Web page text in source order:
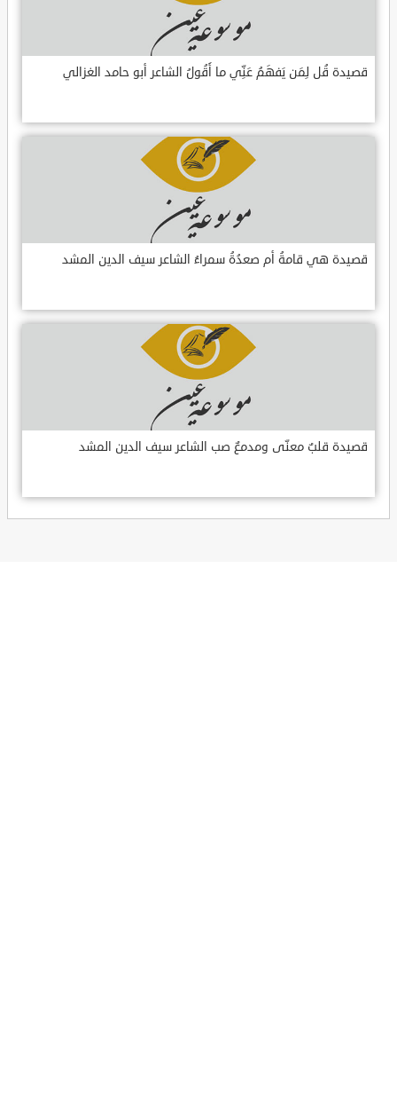
قصيدة قُل لِمَن يَفهَمُ عَنِّي ما أَقُولُ الشاعر أبو حامد الغزالي
قصيدة هي قامةُ أم صعدُةُ سمراءُ الشاعر سيف الدين المشد
قصيدة قلبٌ معنّى ومدمعٌ صب الشاعر سيف الدين المشد